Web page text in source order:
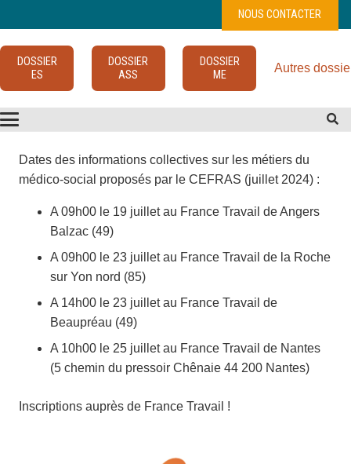
NOUS CONTACTER
DOSSIER
ES
DOSSIER
ASS
DOSSIER
ME
Autres
Dates des informations collectives sur les métiers du
médico-social proposés par le CEFRAS (juillet 2024) :
A 09h00 le 19 juillet au France Travail de Angers
Balzac (49)
A 09h00 le 23 juillet au France Travail de la Roche
sur Yon nord (85)
A 14h00 le 23 juillet au France Travail de
Beaupréau (49)
A 10h00 le 25 juillet au France Travail de Nantes
(5 chemin du pressoir Chênaie 44 200 Nantes)
Inscriptions auprès de France Travail !